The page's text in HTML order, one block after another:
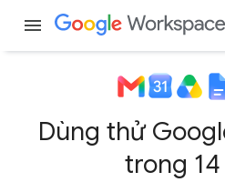
menu
Dùng thử
trong